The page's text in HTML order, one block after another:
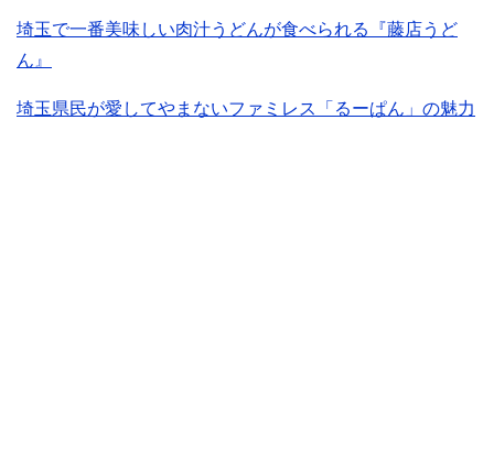
埼玉で一番美味しい肉汁うどんが食べられる『藤店うど
ん』
埼玉県民が愛してやまないファミレス「るーぱん」の魅力